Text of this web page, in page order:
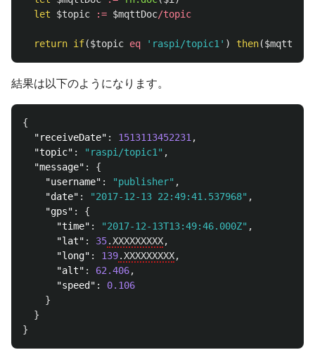
let
$topic := $mqttDoc/topic
return if($topic eq 'raspi/topic1' ) then($mqttDoc
結果は以下のようになります。
{
"receiveDate" : 1513113452231 ,
"topic" : "raspi/topic1" ,
"message" :
{
"username" : "publisher" ,
"date" : "2017-12-13 22:49:41.537968" ,
"gps" :
{
"time" : "2017-12-13T13:49:46.000Z" ,
"lat" : 35.XXXXXXXXX,
"long" : 139.XXXXXXXXX,
"alt" : 62.406,
"speed" :
0.106
}
}
}